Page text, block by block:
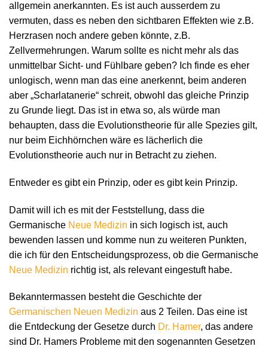
allgemein anerkannten. Es ist auch ausserdem zu
vermuten, dass es neben den sichtbaren Effekten wie z.B.
Herzrasen noch andere geben könnte, z.B.
Zellvermehrungen. Warum sollte es nicht mehr als das
unmittelbar Sicht- und Fühlbare geben? Ich finde es eher
unlogisch, wenn man das eine anerkennt, beim anderen
aber „Scharlatanerie“ schreit, obwohl das gleiche Prinzip
zu Grunde liegt. Das ist in etwa so, als würde man
behaupten, dass die Evolutionstheorie für alle Spezies gilt,
nur beim Eichhörnchen wäre es lächerlich die
Evolutionstheorie auch nur in Betracht zu ziehen.
Entweder es gibt ein Prinzip, oder es gibt kein Prinzip.
Damit will ich es mit der Feststellung, dass die
Germanische Neue Medizin in sich logisch ist, auch
bewenden lassen und komme nun zu weiteren Punkten,
die ich für den Entscheidungsprozess, ob die Germanische
Neue Medizin richtig ist, als relevant eingestuft habe.
Bekanntermassen besteht die Geschichte der
Germanischen Neuen Medizin aus 2 Teilen. Das eine ist
die Entdeckung der Gesetze durch Dr. Hamer, das andere
sind Dr. Hamers Probleme mit den sogenannten Gesetzen